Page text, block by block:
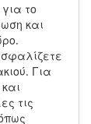
το
και
Για
τις